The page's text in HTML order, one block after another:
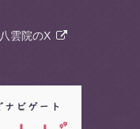
八雲院のX